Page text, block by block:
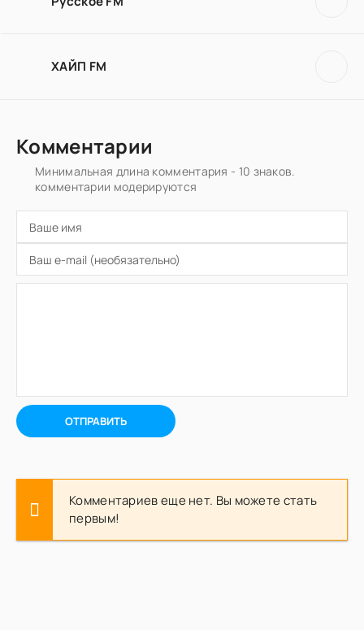
ХАЙП FM
Комментарии
Минимальная длина комментария - 10 знаков.
комментарии модерируются
ОТПРАВИТЬ
Комментариев еще нет. Вы можете стать
первым!